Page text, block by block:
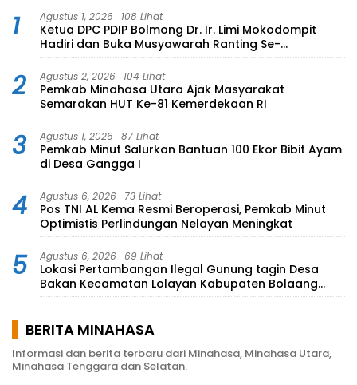
1 Agustus 1, 2026 108 Lihat
Ketua DPC PDIP Bolmong Dr. Ir. Limi Mokodompit
Hadiri dan Buka Musyawarah Ranting Se-
Kecamatan Lolayan
2 Agustus 2, 2026 104 Lihat
Pemkab Minahasa Utara Ajak Masyarakat
Semarakan HUT Ke-81 Kemerdekaan RI
3 Agustus 1, 2026 87 Lihat
Pemkab Minut Salurkan Bantuan 100 Ekor Bibit Ayam
di Desa Gangga I
4 Agustus 6, 2026 73 Lihat
Pos TNI AL Kema Resmi Beroperasi, Pemkab Minut
Optimistis Perlindungan Nelayan Meningkat
5 Agustus 6, 2026 69 Lihat
Lokasi Pertambangan Ilegal Gunung tagin Desa
Bakan Kecamatan Lolayan Kabupaten Bolaang
Mongondow di perkebunan Lolotut Target
BERITA MINAHASA
Informasi dan berita terbaru dari Minahasa, Minahasa Utara,
Minahasa Tenggara dan Selatan.